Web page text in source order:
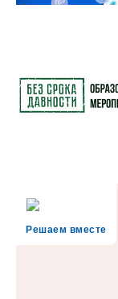
Решаем вместе